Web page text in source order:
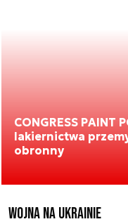
CONGRESS PAINT
lakiernictwa
obronny
Wojna na Ukrainie